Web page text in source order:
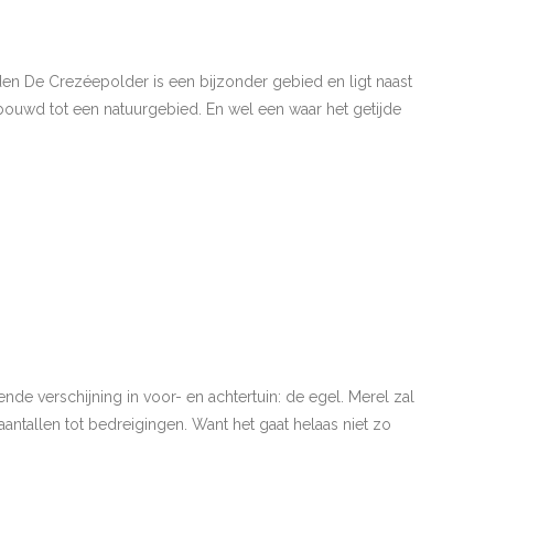
De Crezéepolder is een bijzonder gebied en ligt naast
tot een natuurgebied. En wel een waar het getijde
verschijning in voor- en achtertuin: de egel. Merel zal
tot bedreigingen. Want het gaat helaas niet zo